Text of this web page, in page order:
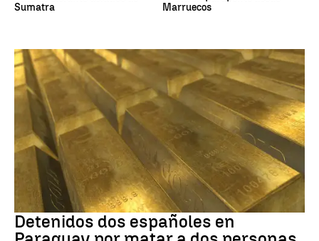
Sumatra
Marruecos
Paraguay
Detenidos dos españoles en